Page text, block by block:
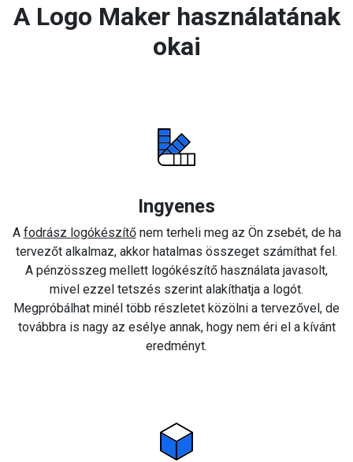
A Logo Maker használatának
okai
Ingyenes
A fodrász logókészítőnem terheli meg az Ön zsebét, de ha
tervezőt alkalmaz, akkor hatalmas összeget számíthat fel.
A pénzösszeg mellett logókészítő használata javasolt,
mivel ezzel tetszés szerint alakíthatja a logót.
Megpróbálhat minél több részletet közölni a tervezővel, de
továbbra is nagy az esélye annak, hogy nem éri el a kívánt
eredményt.